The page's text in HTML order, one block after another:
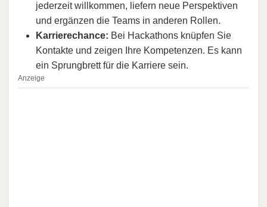
jederzeit willkommen, liefern neue Perspektiven
und ergänzen die Teams in anderen Rollen.
Karrierechance: Bei Hackathons knüpfen Sie
Kontakte und zeigen Ihre Kompetenzen. Es kann
ein Sprungbrett für die Karriere sein.
Anzeige